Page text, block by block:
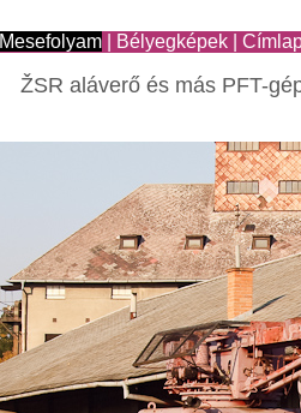
Mesefolyam Bélyegképek
ŽSR aláverő és más PFT-